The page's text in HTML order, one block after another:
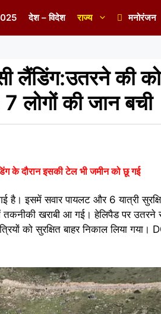
देश – विदेश राज्य मनोरंजन
लैंडिंग:उतरने की
लोगों की जान बची
के दौरान इसकी टेल भी जमीन को छू गई
है। इसमें सवार पायलट और 6 यात्री
खराबी आ गई। हेलिपैड पर उतरने
को सुरक्षित बाहर निकाल लिया